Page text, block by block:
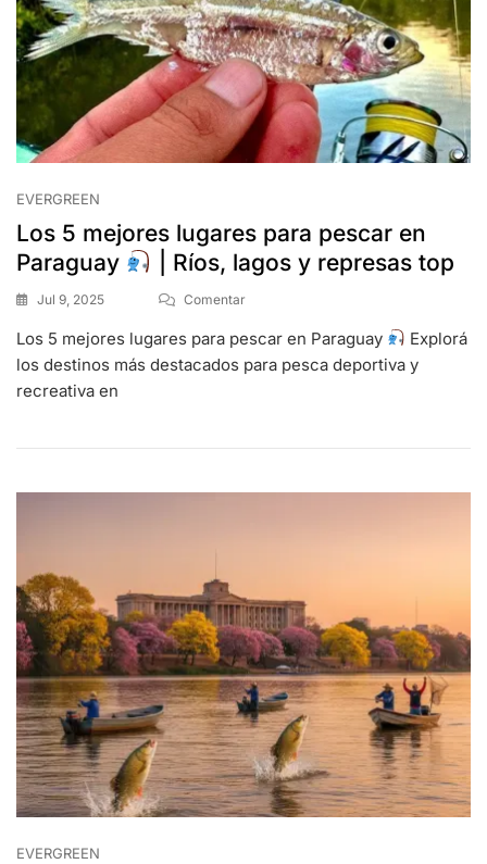
EVERGREEN
Los 5 mejores lugares para pescar en
Paraguay
| Ríos, lagos y represas top
Jul 9, 2025 Comentar
Los 5 mejores lugares para pescar en Paraguay
Explorá
los destinos más destacados para pesca deportiva y
recreativa en
EVERGREEN